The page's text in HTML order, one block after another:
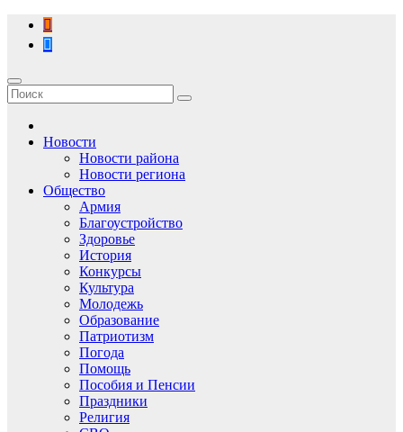
Перейти
содержимому
Новости
Новости района
Новости региона
Общество
Армия
Благоустройство
Здоровье
История
Конкурсы
Культура
Молодежь
Образование
Патриотизм
Погода
Помощь
Пособия и Пенсии
Праздники
Религия